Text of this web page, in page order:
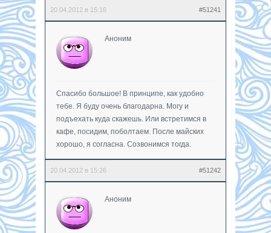
20.04.2012 в 15:16 #51241
Аноним
Спасибо большое! В принципе, как удобно
тебе. Я буду очень благодарна. Могу и
подъехать куда скажешь. Или встретимся в
кафе, посидим, поболтаем. После майских
хорошо, я согласна. Созвонимся тогда.
20.04.2012 в 15:26 #51242
Аноним